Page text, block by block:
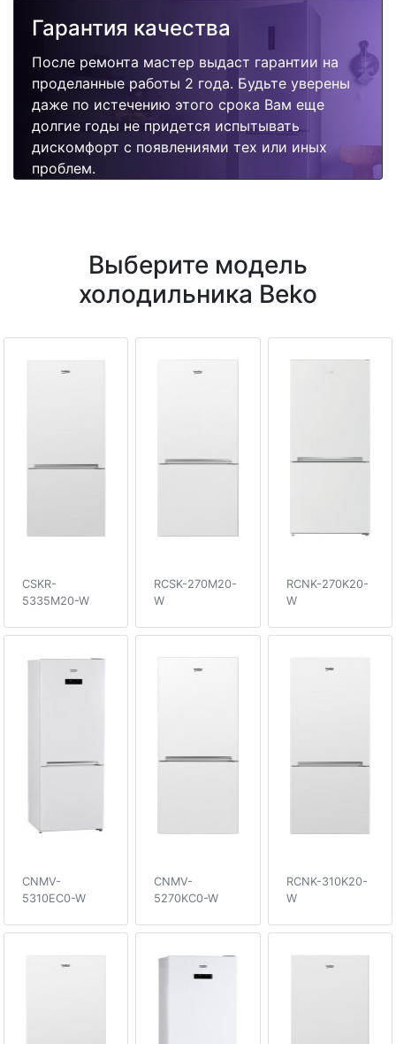
Гарантия качества
После ремонта мастер выдаст гарантии на
проделанные работы 2 года. Будьте уверены
даже по истечению этого срока Вам еще
долгие годы не придется испытывать
дискомфорт с появлениями тех или иных
проблем.
Выберите модель
холодильника Beko
CSKR-
5335M20-W
RCSK-270M20-
W
RCNK-270K20-
W
CNMV-
5310EC0-W
CNMV-
5270KC0-W
RCNK-310K20-
W